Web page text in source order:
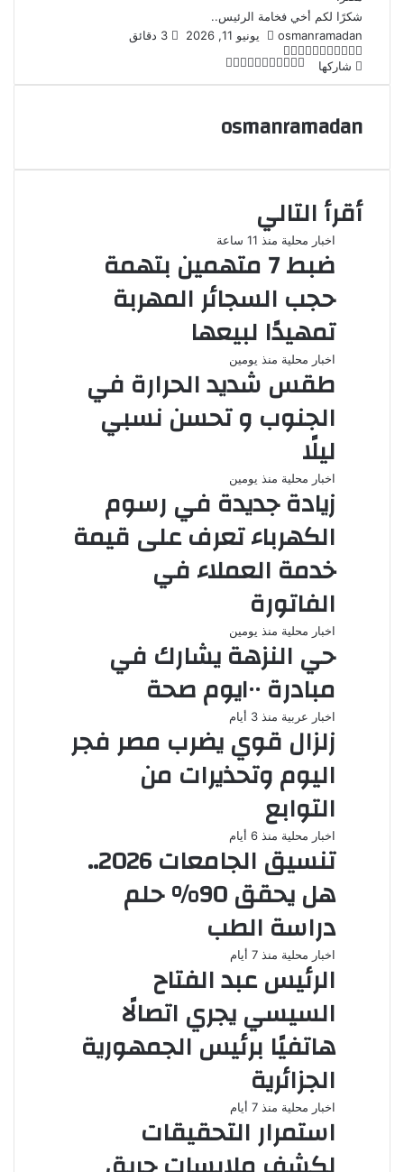
شكرًا لكم أخي فخامة الرئيس..
osmanramadan
أرسل
يونيو 11, 2026
شاركها
عبر
osmanramadan
أقرأ التالي
اخبار محلية منذ 11 ساعة
ضبط 7 متهمين بتهمة
حجب السجائر المهربة
تمهيدًا لبيعها
اخبار محلية منذ يومين
طقس شديد الحرارة في
الجنوب و تحسن نسبي
ليلًا
اخبار محلية منذ يومين
زيادة جديدة في رسوم
الكهرباء تعرف على قيمة
خدمة العملاء في
الفاتورة
اخبار محلية منذ يومين
حي النزهة يشارك في
مبادرة ١٠٠يوم صحة
اخبار عربية منذ 3 أيام
زلزال قوي يضرب مصر فجر
اليوم وتحذيرات من
التوابع
اخبار محلية منذ 6 أيام
تنسيق الجامعات 2026..
هل يحقق 90% حلم
دراسة الطب
اخبار محلية منذ 7 أيام
الرئيس عبد الفتاح
السيسي يجري اتصالًا
هاتفيًا برئيس الجمهورية
الجزائرية
اخبار محلية منذ 7 أيام
استمرار التحقيقات